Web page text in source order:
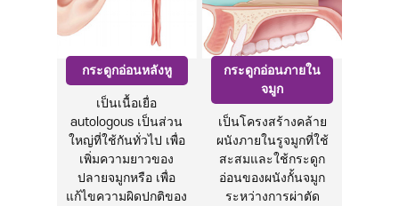
กระดูกอ่อนหลังหู
เป็นเนื้อเยื่อ
autologous เป็นส่วน
ใหญ่ที่ใช้กันทั่วไป เพื่อ
เพิ่มความยาวของ
ปลายจมูกหรือ เพื่อ
แก้ไขความผิดปกติของ
กระดูกอ่อนภายใน
จมูก
เป็นโครงสร้างคล้าย
ผนังภายในรูจมูกที่ใช้
สะสมและใช้กระดูก
อ่อนของผนังกั้นจมูก
ระหว่างการผ่าตัด